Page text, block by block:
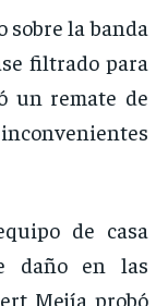
la banda
filtrado para
un remate de
de casa
daño en las
Mejía probó